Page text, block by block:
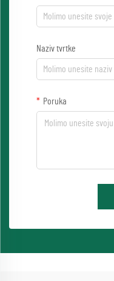
Naziv tvrtke
Poruka